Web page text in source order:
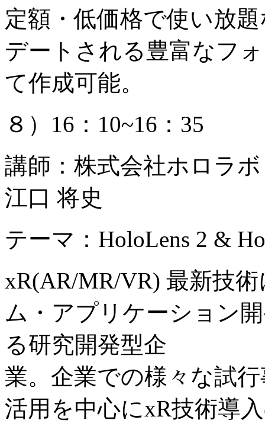
定額・低価格で使い放
デートされる豊富なフ
て作成可能。
８）16：10~16：35
講師：株式会社ホロラ
江口 将史
テーマ：HoloLens 2 &
xR(AR/MR/VR) 最新技
ム・アプリケーション
る研究開発型企
業。企業での様々な試
活用を中心にxR技術導